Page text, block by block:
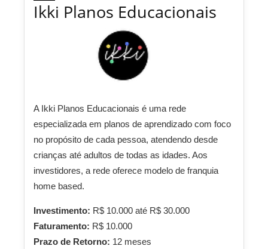
Ikki Planos Educacionais
A Ikki Planos Educacionais é uma rede
especializada em planos de aprendizado com foco
no propósito de cada pessoa, atendendo desde
crianças até adultos de todas as idades. Aos
investidores, a rede oferece modelo de franquia
home based.
Investimento: R$ 10.000 até R$ 30.000
Faturamento: R$ 10.000
Prazo de Retorno: 12 meses